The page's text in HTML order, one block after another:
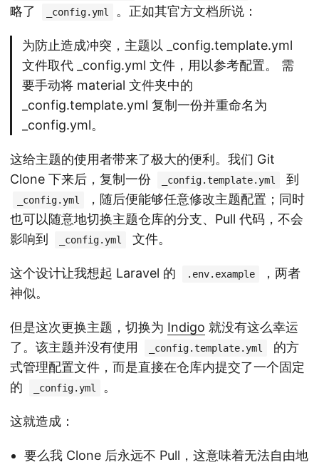
略了
_config.yml 。正如其官方文档所说：
为防止造成冲突，主题以 _config.template.yml
文件取代 _config.yml 文件，用以参考配置。 需
要手动将 material 文件夹中的
_config.template.yml 复制一份并重命名为
_config.yml。
这给主题的使用者带来了极大的便利。我们 Git
Clone 下来后，复制一份
_config.template.yml 到
_config.yml
，随后便能够任意修改主题配置；同时
也可以随意地切换主题仓库的分支、Pull 代码，不会
影响到
_config.yml 文件。
这个设计让我想起 Laravel 的 .env.example
，两者
神似。
但是这次更换主题，切换为 Indigo 就没有这么幸运
了。该主题并没有使用
_config.template.yml
的方
式管理配置文件，而是直接在仓库内提交了一个固定
的
_config.yml 。
这就造成：
要么我 Clone 后永远不 Pull，这意味着无法自由地